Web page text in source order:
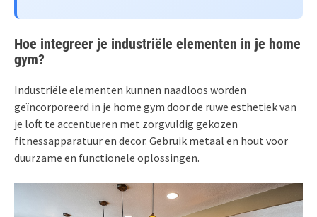
Hoe integreer je industriële elementen in je home
gym?
Industriële elementen kunnen naadloos worden
geïncorporeerd in je home gym door de ruwe esthetiek van
je loft te accentueren met zorgvuldig gekozen
fitnessapparatuur en decor. Gebruik metaal en hout voor
duurzame en functionele oplossingen.